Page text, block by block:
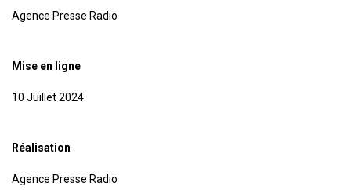
Agence Presse Radio
Mise en ligne
10 Juillet 2024
Réalisation
Agence Presse Radio